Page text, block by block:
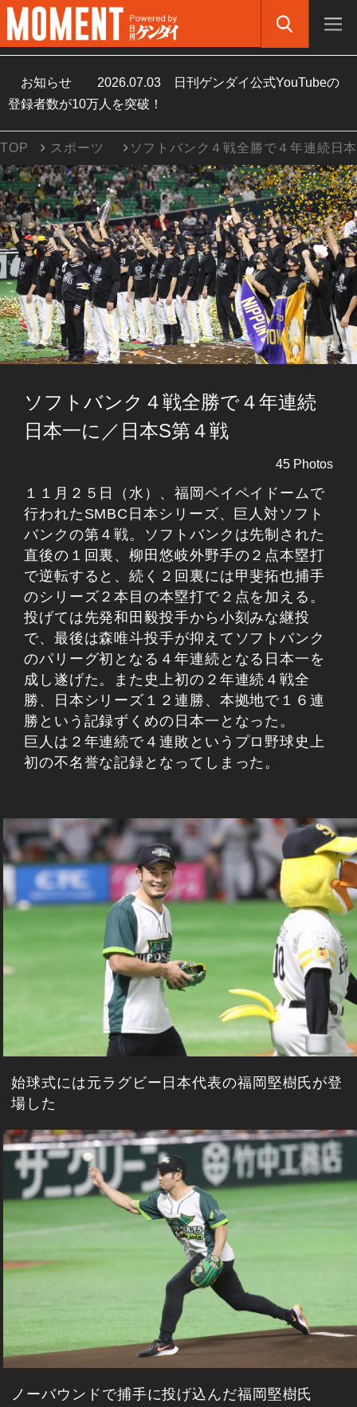
お知らせ 2026.07.03
日刊ゲンダイ公式YouTubeの
登録者数が10万人を突破！
TOP スポーツ ソフトバンク４戦全勝で４年連続日
ソフトバンク４戦全勝で４年連続
日本一に／日本S第４戦
45 Photos
１１月２５日（水）、福岡ペイペイドームで
行われたSMBC日本シリーズ、巨人対ソフト
バンクの第４戦。ソフトバンクは先制された
直後の１回裏、柳田悠岐外野手の２点本塁打
で逆転すると、続く２回裏には甲斐拓也捕手
のシリーズ２本目の本塁打で２点を加える。
投げては先発和田毅投手から小刻みな継投
で、最後は森唯斗投手が抑えてソフトバンク
のパリーグ初となる４年連続となる日本一を
成し遂げた。また史上初の２年連続４戦全
勝、日本シリーズ１２連勝、本拠地で１６連
勝という記録ずくめの日本一となった。
巨人は２年連続で４連敗というプロ野球史上
初の不名誉な記録となってしまった。
始球式には元ラグビー日本代表の福岡堅樹氏が登
場した
ノーバウンドで捕手に投げ込んだ福岡堅樹氏